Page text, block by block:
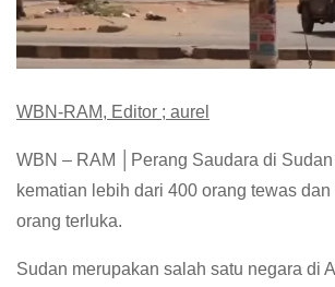
WBN-RAM, Editor ; aurel
WBN – RAM │Perang Saudara di
kematian lebih dari 400 orang tewas
orang terluka.
Sudan merupakan salah satu negara di